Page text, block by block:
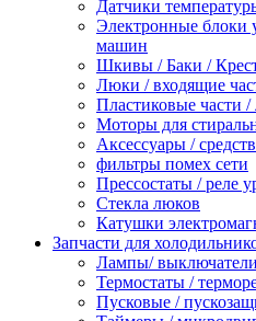
Датчики
Электронные блоки
машин
Шкивы / Баки /
Люки / входящие
Пластиковые части
Моторы для
Аксессуары /
фильтры помех сети
Прессостаты / реле
Стекла люков
Катушки
Запчасти для
Лампы/
Термостаты /
Пусковые /